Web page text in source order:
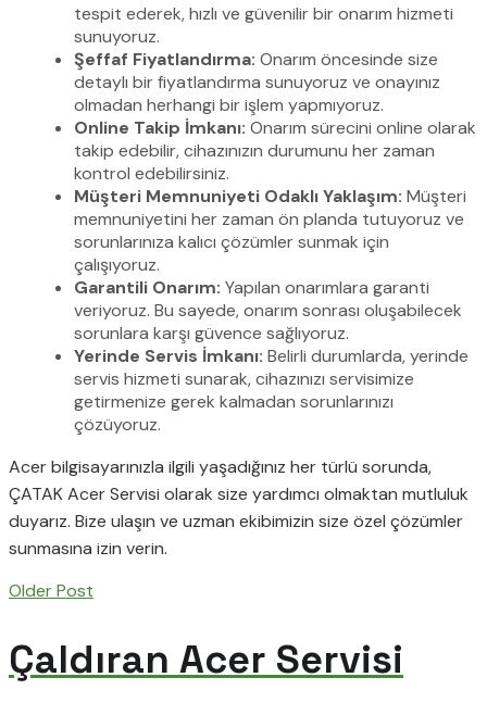
tespit ederek, hızlı ve güvenilir bir onarım hizmeti
sunuyoruz.
Şeffaf Fiyatlandırma: Onarım öncesinde size
detaylı bir fiyatlandırma sunuyoruz ve onayınız
olmadan herhangi bir işlem yapmıyoruz.
Online Takip İmkanı: Onarım sürecini online olarak
takip edebilir, cihazınızın durumunu her zaman
kontrol edebilirsiniz.
Müşteri Memnuniyeti Odaklı Yaklaşım: Müşteri
memnuniyetini her zaman ön planda tutuyoruz ve
sorunlarınıza kalıcı çözümler sunmak için
çalışıyoruz.
Garantili Onarım: Yapılan onarımlara garanti
veriyoruz. Bu sayede, onarım sonrası oluşabilecek
sorunlara karşı güvence sağlıyoruz.
Yerinde Servis İmkanı: Belirli durumlarda, yerinde
servis hizmeti sunarak, cihazınızı servisimize
getirmenize gerek kalmadan sorunlarınızı
çözüyoruz.
Acer bilgisayarınızla ilgili yaşadığınız her türlü sorunda,
ÇATAK Acer Servisi olarak size yardımcı olmaktan mutluluk
duyarız. Bize ulaşın ve uzman ekibimizin size özel çözümler
sunmasına izin verin.
Older Post
Çaldıran Acer Servisi